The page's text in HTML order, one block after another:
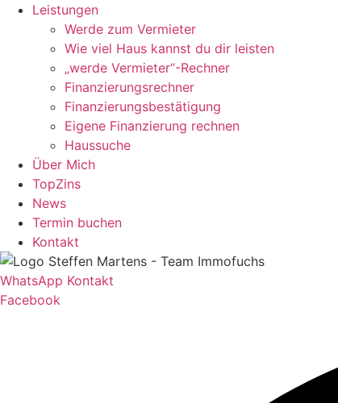
Leistungen
Werde zum Vermieter
Wie viel Haus kannst du dir leisten
„werde Vermieter“-Rechner
Finanzierungsrechner
Finanzierungsbestätigung
Eigene Finanzierung rechnen
Haussuche
Über Mich
TopZins
News
Termin buchen
Kontakt
WhatsApp Kontakt
Facebook